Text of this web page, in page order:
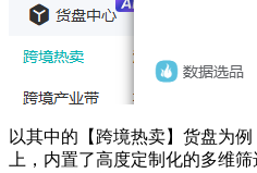
以其中的【跨境热卖】货盘为
上，内置了高度定制化的多维